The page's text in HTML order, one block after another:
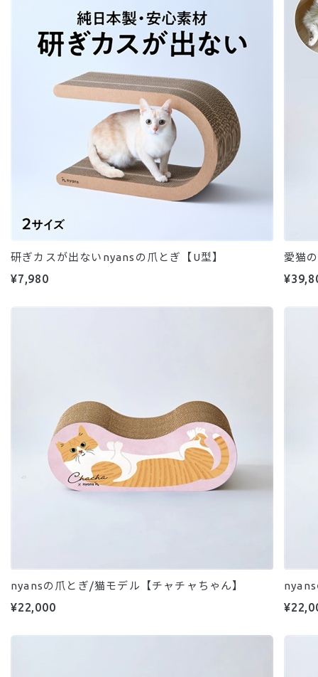
研ぎカスが出ないnyansの爪とぎ【U型】
¥7,980
愛猫
nyansの爪とぎ/猫モデル【チャチャちゃん】
¥22,000